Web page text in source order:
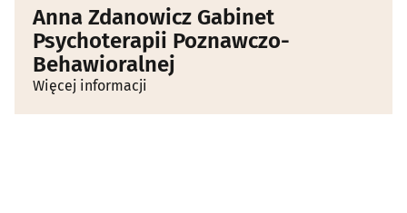
Anna Zdanowicz Gabinet
Psychoterapii Poznawczo-
Behawioralnej
Więcej informacji